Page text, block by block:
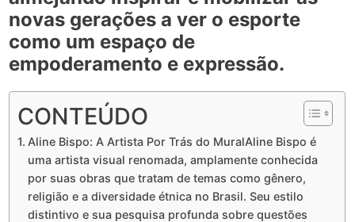
novas gerações a ver o esporte
como um espaço de
empoderamento e expressão.
CONTEÚDO
Aline Bispo: A Artista Por Trás do MuralAline Bispo é
uma artista visual renomada, amplamente conhecida
por suas obras que tratam de temas como gênero,
religião e a diversidade étnica no Brasil. Seu estilo
distintivo e sua pesquisa profunda sobre questões